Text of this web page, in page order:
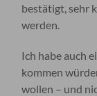
bestätigt, sehr
werden.
Ich habe auch
kommen
wollen – und